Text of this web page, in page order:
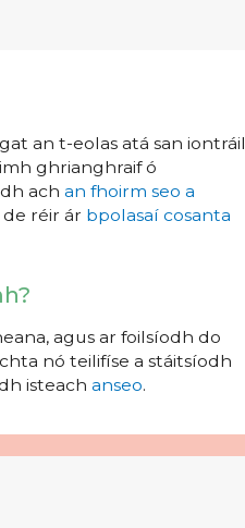
an t-eolas atá san iontráil
ghrianghraif ó
ach an fhoirm seo a
de réir ár bpolasaí cosanta
agus ar foilsíodh do
nó teilifíse a stáitsíodh
isteach anseo.